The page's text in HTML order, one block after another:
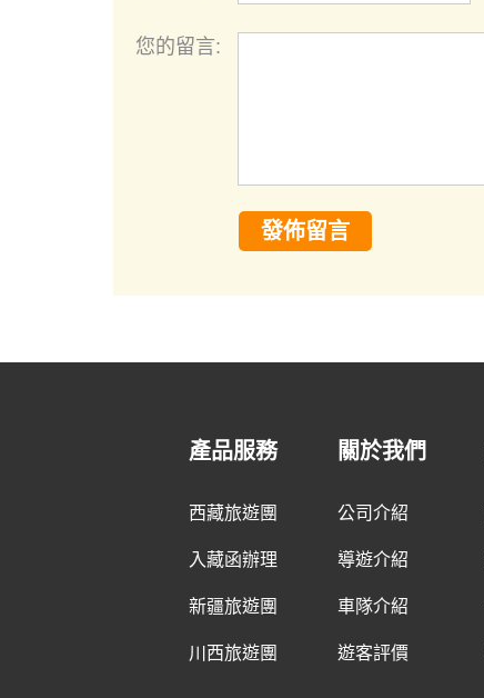
您的名字:
產品服務
西藏旅遊團
入藏函辦理
新疆旅遊團
關於我們
公司介紹
導遊介紹
車隊介紹